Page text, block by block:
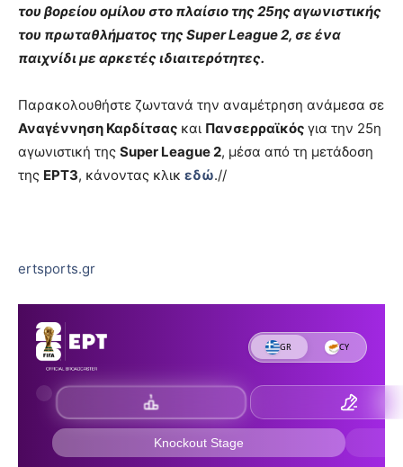
του βορείου ομίλου στο πλαίσιο της 25ης αγωνιστικής
του πρωταθλήματος της Super League 2, σε ένα
παιχνίδι με αρκετές ιδιαιτερότητες.
Παρακολουθήστε ζωντανά την αναμέτρηση ανάμεσα σε
Αναγέννηση Καρδίτσας και Πανσερραϊκός για την 25η
αγωνιστική της Super League 2, μέσα από τη μετάδοση
της ΕΡΤ3, κάνοντας κλικ εδώ.//
ertsports.gr